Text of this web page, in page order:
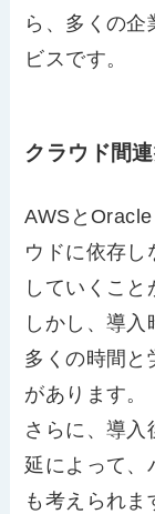
ら、多くの企
ビスです。
クラウド間
AWSと
ウドに依存し
していくこと
しかし、導
多くの時間と
があります。
さらに、導入
延によって、
も考えられま